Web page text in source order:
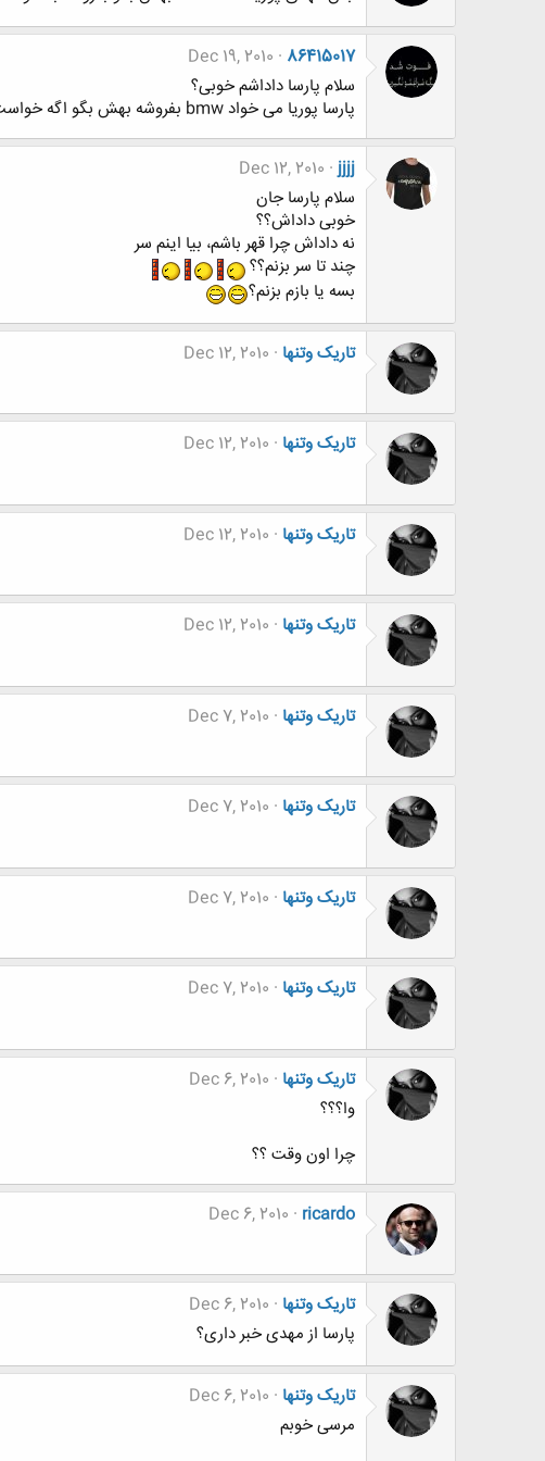
86415017
Dec 19, 2010
سلام پارسا داداشم خوبی؟
پارسا پوریا می خواد bmw بفروشه بهش بگو اگه خواست بفروشه ما یکی از فامیلامون می خواد
jjjj
Dec 12, 2010
سلام پارسا جان
خوبی داداش؟؟
نه داداش چرا قهر باشم، بیا اینم سر
چند تا سر بزنم؟؟
بسه یا بازم بزنم؟
تاریک وتنها Dec 12, 2010
تاریک وتنها Dec 12, 2010
تاریک وتنها Dec 12, 2010
تاریک وتنها Dec 12, 2010
تاریک وتنها Dec 7, 2010
تاریک وتنها Dec 7, 2010
تاریک وتنها Dec 7, 2010
تاریک وتنها Dec 7, 2010
تاریک وتنها Dec 6, 2010
وا؟؟؟
چرا اون وقت ؟؟
ricardo
Dec 6, 2010
تاریک وتنها Dec 6, 2010
پارسا از مهدی خبر داری؟
تاریک وتنها Dec 6, 2010
مرسی خوبم